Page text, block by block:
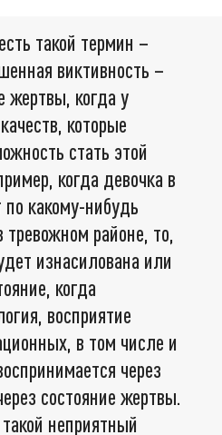
такой термин –
виктивность –
жертвы, когда у
которые
стать этой
когда девочка в
по какому-нибудь
тревожном районе, то,
изнасилована или
когда
восприятие
в том числе и
через
состояние жертвы.
неприятный